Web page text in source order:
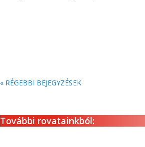
« RÉGEBBI BEJEGYZÉSEK
További rovatainkból: